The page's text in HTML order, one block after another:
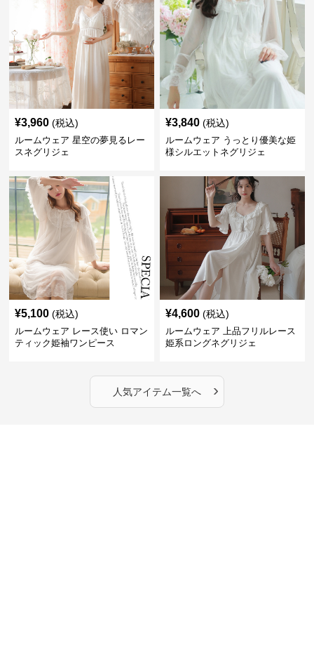
¥3,960 (税込)
ルームウェア 星空の夢見るレー
スネグリジェ
¥3,840 (税込)
ルームウェア うっとり優美な姫
様シルエットネグリジェ
¥5,100 (税込)
ルームウェア レース使い ロマン
ティック姫袖ワンピース
¥4,600 (税込)
ルームウェア 上品フリルレース
姫系ロングネグリジェ
人気アイテム一覧へ ›